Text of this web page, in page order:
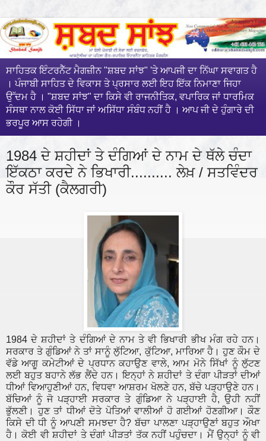
ਸਾਹਿਤਕ ਇੰਟਰਨੈੱਟ ਮੈਗਜ਼ੀਨ "ਸ਼ਬਦ ਸਾਂਝ" 'ਤੇ ਆਪਜੀ ਦਾ ਨਿੱਘਾ ਸਵਾਗਤ ਹੈ
। ਪੰਜਾਬੀ ਸਾਹਿਤ ਦੇ ਵਿਕਾਸ ਤੇ ਪ੍ਰਸਾਰ ਲਈ ਇਹ ਇੱਕ ਨਿਮਾਣਾ ਜਿਹਾ
ਉੱਦਮ ਹੈ । "ਸ਼ਬਦ ਸਾਂਝ" ਦਾ ਕਿਸੇ ਵੀ ਰਾਜਨੀਤਿਕ, ਵਪਾਰਿਕ ਜਾਂ ਧਾਰਮਿਕ
ਸੰਸਥਾ ਨਾਲ ਕੋਈ ਸਿੱਧਾ ਜਾਂ ਅਸਿੱਧਾ ਸੰਬੰਧ ਨਹੀਂ ਹੈ । ਆਪ ਜੀ ਦੇ ਹੁੰਗਾਰੇ ਦੀ
ਭਰਪੂਰ ਆਸ ਰਹੇਗੀ ।
1984 ਦੇ ਸ਼ਹੀਦਾਂ ਤੇ ਦੰਗਿਆਂ ਦੇ ਨਾਮ ਦੇ ਥੱਲੇ ਚੰਦਾ
ਇੱਕਠਾ ਕਰਦੇ ਨੇ ਭਿਖਾਰੀ.......... ਲੇਖ਼ / ਸਤਵਿੰਦਰ
ਕੌਰ ਸੱਤੀ (ਕੈਲਗਰੀ)
1984 ਦੇ ਸ਼ਹੀਦਾਂ ਤੇ ਦੰਗਿਆਂ ਦੇ ਨਾਮ ਤੇ ਵੀ ਭਿਖਾਰੀ ਭੀਖ ਮੰਗ ਰਹੇ ਹਨ।
ਸਰਕਾਰ ਤੇ ਗੁੰਡਿਆਂ ਨੇ ਤਾਂ ਸਾਨੂੰ ਲੁੱਟਿਆ, ਕੁੱਟਿਆ, ਮਾਰਿਆ ਹੈ। ਹੁਣ ਕੌਮ ਦੇ
ਵੱਡੇ ਆਗੂ ਕਮੇਟੀਆਂ ਦੇ ਪ੍ਰਧਾਨ ਕਹਾਉਣ ਵਾਲੇ, ਆਮ ਮੋਨੇ ਸਿੱਖਾਂ ਨੂੰ ਲੁੱਟਣ
ਲਈ ਬਹੁਤ ਬਹਾਨੇ ਲੱਭ ਲੈਂਦੇ ਹਨ। ਇਨ੍ਹਾਂ ਨੇ ਸ਼ਹੀਦਾਂ ਤੇ ਦੰਗਾ ਪੀੜਤਾਂ ਦੀਆਂ
ਧੀਆਂ ਵਿਆਹੁਣੀਆਂ ਹਨ, ਵਿਧਵਾ ਆਸ਼ਰਮ ਖੋਲਣੇ ਹਨ, ਬੱਚੇ ਪੜ੍ਹਾਉਣੇ ਹਨ।
ਬੱਚਿਆਂ ਨੂੰ ਜੋ ਪੜ੍ਹਾਈ ਸਰਕਾਰ ਤੇ ਗੁੰਡਿਆ ਨੇ ਪੜ੍ਹਾਈ ਹੈ, ਉਹੀ ਨਹੀਂ
ਭੁੱਲਣੀ। ਹੁਣ ਤਾਂ ਧੀਆਂ ਦੋਤੇ ਪੋਤਿਆਂ ਵਾਲੀਆਂ ਹੋ ਗਈਆਂ ਹੋਣਗੀਆ। ਕੌਣ
ਕਿਸੇ ਦੀ ਧੀ ਨੂੰ ਆਪਣੀ ਸਮਝਦਾ ਹੈ? ਬੱਚਾ ਪਾਲਣਾਪੜ੍ਹਾਉਣਾਂ ਬਹੁਤ ਔਖਾ
ਹੈ। ਕੋਈ ਵੀ ਸ਼ਹੀਦਾਂ ਤੇ ਦੰਗਾਂ ਪੀੜਤਾਂ ਤੱਕ ਨਹੀਂ ਪਹੁੰਚਦਾ। ਮੈਂ ਉਨ੍ਹਾਂ ਨੂੰ ਵੀ